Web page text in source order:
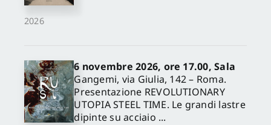
2026
6 novembre 2026, ore 17.00, Sala
Gangemi, via Giulia, 142 – Roma.
Presentazione REVOLUTIONARY
UTOPIA STEEL TIME. Le grandi lastre
dipinte su acciaio ...